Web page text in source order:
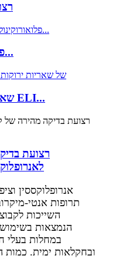
פלואורוקינולונים וטיל...
שאריות ירוקות מלאכיט ELI...
רצועת
אנרופלוקססין
תרופות אנטי-
השייכות
הנמצאות
במחלות בעלי
ובחקלאות ימית.